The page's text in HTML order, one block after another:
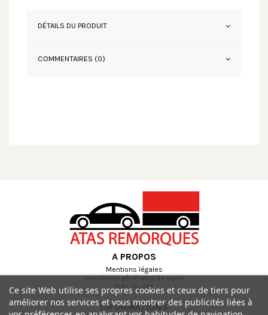
DÉTAILS DU PRODUIT
COMMENTAIRES (0)
A PROPOS
Mentions légales
Conditions générales de vente
Plan du site
INFORMATIONS
Ce site Web utilise ses propres cookies et ceux de tiers pour
améliorer nos services et vous montrer des publicités liées à